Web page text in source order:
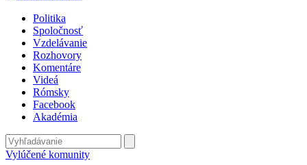
Politika
Spoločnosť
Vzdelávanie
Rozhovory
Komentáre
Videá
Rómsky
Facebook
Akadémia
Vylúčené komunity